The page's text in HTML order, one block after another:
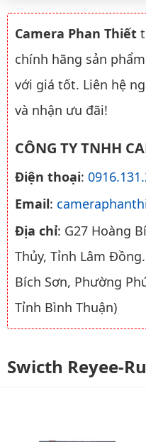
Camera Phan Thiết
chính hãng sản phẩm
với giá tốt. Liên hệ
và nhận ưu đãi!
CÔNG TY TNHH
Điện thoại:
Email:
Địa chỉ: G27 Hoàng
Thủy, Tỉnh Lâm
Bích Sơn, Phường
Tỉnh Bình Thuận)
Swicth Reyee-